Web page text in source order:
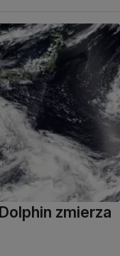
zmierza